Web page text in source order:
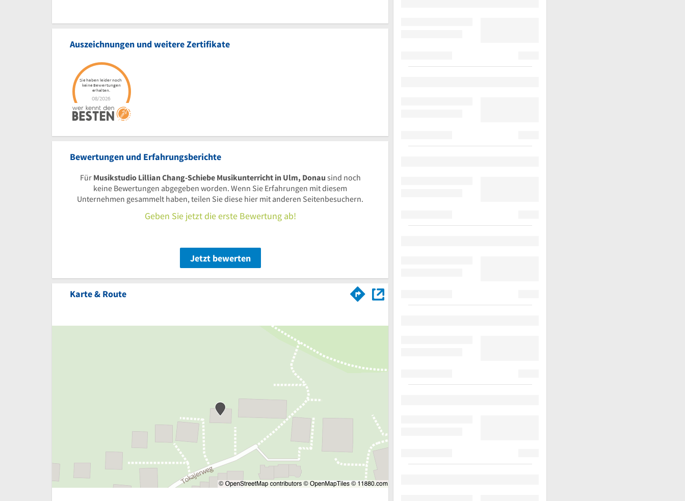
Auszeichnungen und weitere Zertifikate
Bewertungen und Erfahrungsberichte
Für Musikstudio Lillian Chang-Schiebe Musikunterricht in Ulm, Donau sind noch
keine Bewertungen abgegeben worden. Wenn Sie Erfahrungen mit diesem
Unternehmen gesammelt haben, teilen Sie diese hier mit anderen Seitenbesuchern.
Geben Sie jetzt die erste Bewertung ab!
Jetzt bewerten
Karte & Route